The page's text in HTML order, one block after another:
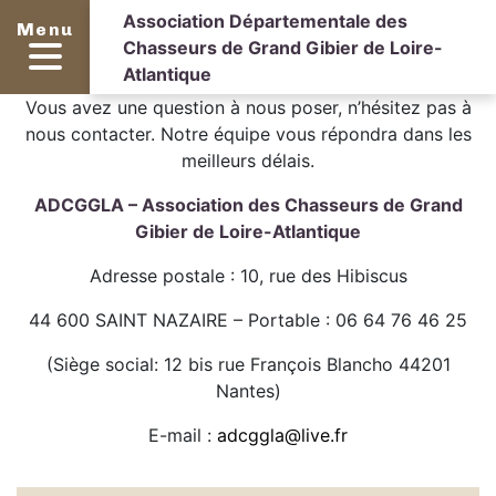
Menu
Association Départementale des
Chasseurs de Grand Gibier de Loire-
Atlantique
Vous avez une question à nous poser, n’hésitez pas à
nous contacter. Notre équipe vous répondra dans les
meilleurs délais.
ADCGGLA – Association des Chasseurs de Grand
Gibier de Loire-Atlantique
Adresse postale : 10, rue des Hibiscus
44 600 SAINT NAZAIRE – Portable : 06 64 76 46 25
(Siège social: 12 bis rue François Blancho 44201
Nantes)
E-mail : adcggla@live.fr